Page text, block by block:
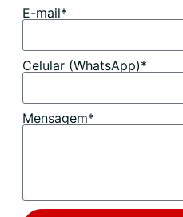
E-mail*
Celular (WhatsApp)*
Mensagem*